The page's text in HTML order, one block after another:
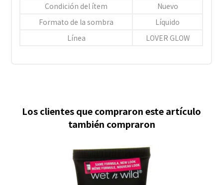
Condición del ítem
Nuevo
Formato de la sombra
Líquido
Línea
LOVER GLOW
Los clientes que compraron este artículo
también compraron